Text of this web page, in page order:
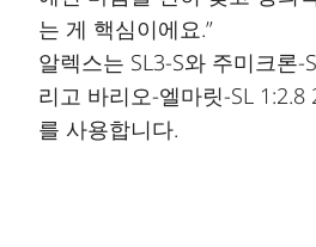
는 게 핵심이에요.”
알렉스는 SL3-S와 주미크론-
리고 바리오-엘마릿-SL 1:2.8
를 사용합니다.